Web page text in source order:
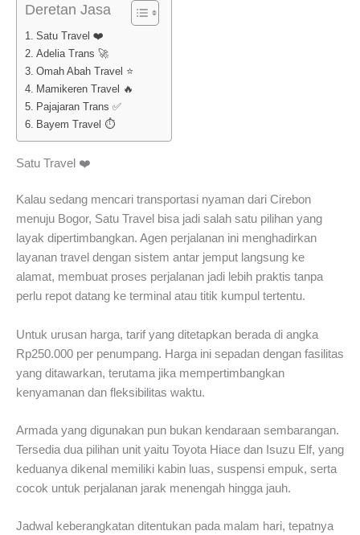
Deretan Jasa
Satu Travel ❤️
Adelia Trans 🚀
Omah Abah Travel ⭐
Mamikeren Travel 🔥
Pajajaran Trans ✅
Bayem Travel ⏱️
Satu Travel ❤️
Kalau sedang mencari transportasi nyaman dari Cirebon
menuju Bogor, Satu Travel bisa jadi salah satu pilihan yang
layak dipertimbangkan. Agen perjalanan ini menghadirkan
layanan travel dengan sistem antar jemput langsung ke
alamat, membuat proses perjalanan jadi lebih praktis tanpa
perlu repot datang ke terminal atau titik kumpul tertentu.
Untuk urusan harga, tarif yang ditetapkan berada di angka
Rp250.000 per penumpang. Harga ini sepadan dengan fasilitas
yang ditawarkan, terutama jika mempertimbangkan
kenyamanan dan fleksibilitas waktu.
Armada yang digunakan pun bukan kendaraan sembarangan.
Tersedia dua pilihan unit yaitu Toyota Hiace dan Isuzu Elf, yang
keduanya dikenal memiliki kabin luas, suspensi empuk, serta
cocok untuk perjalanan jarak menengah hingga jauh.
Jadwal keberangkatan ditentukan pada malam hari, tepatnya